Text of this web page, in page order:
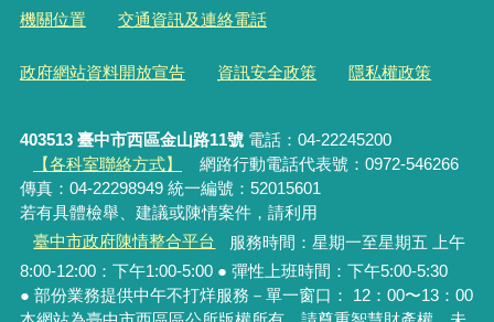
機關位置 交通資訊及連絡電話
政府網站資料開放宣告 資訊安全政策 隱私權政策
403513 臺中市西區金山路11號電話：04-22245200
【各科室聯絡方式】
網路行動電話代表號：0972-546266
傳真：04-22298949 統一編號：52015601
若有具體檢舉、建議或陳情案件，請利用
臺中市政府陳情整合平台
服務時間：星期一至星期五 上午
8:00-12:00：下午1:00-5:00 ● 彈性上班時間：下午5:00-5:30
● 部份業務提供中午不打烊服務－單一窗口： 12：00〜13：00